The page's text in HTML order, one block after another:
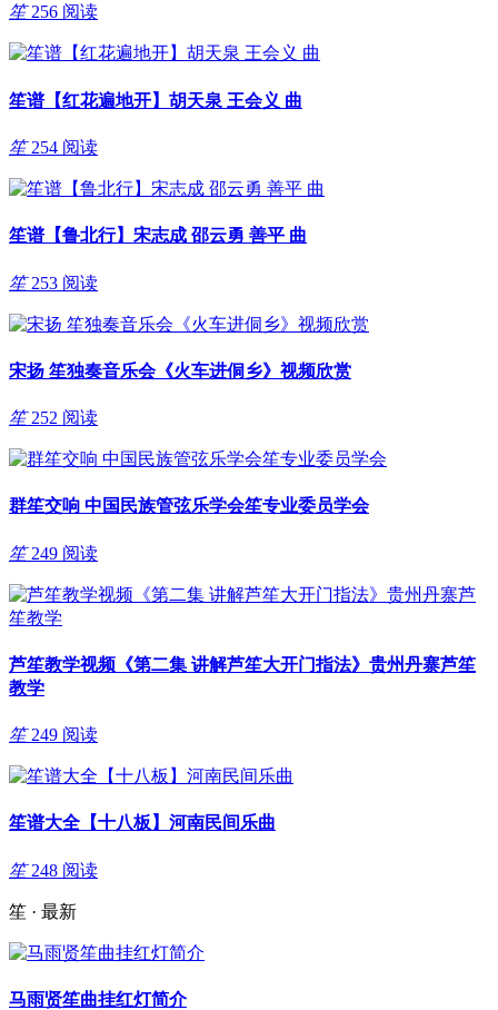
笙 256 阅读
笙谱【红花遍地开】胡天泉 王会义 曲
笙 254 阅读
笙谱【鲁北行】宋志成 邵云勇 善平 曲
笙 253 阅读
宋扬 笙独奏音乐会《火车进侗乡》视频欣赏
笙 252 阅读
群笙交响 中国民族管弦乐学会笙专业委员学会
笙 249 阅读
芦笙教学视频《第二集 讲解芦笙大开门指法》贵州丹寨芦笙
教学
笙 249 阅读
笙谱大全【十八板】河南民间乐曲
笙 248 阅读
笙 · 最新
马雨贤笙曲挂红灯简介